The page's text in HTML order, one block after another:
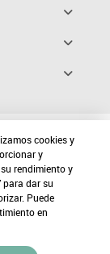
cookies y
y
rendimiento y
para dar su
Puede
en